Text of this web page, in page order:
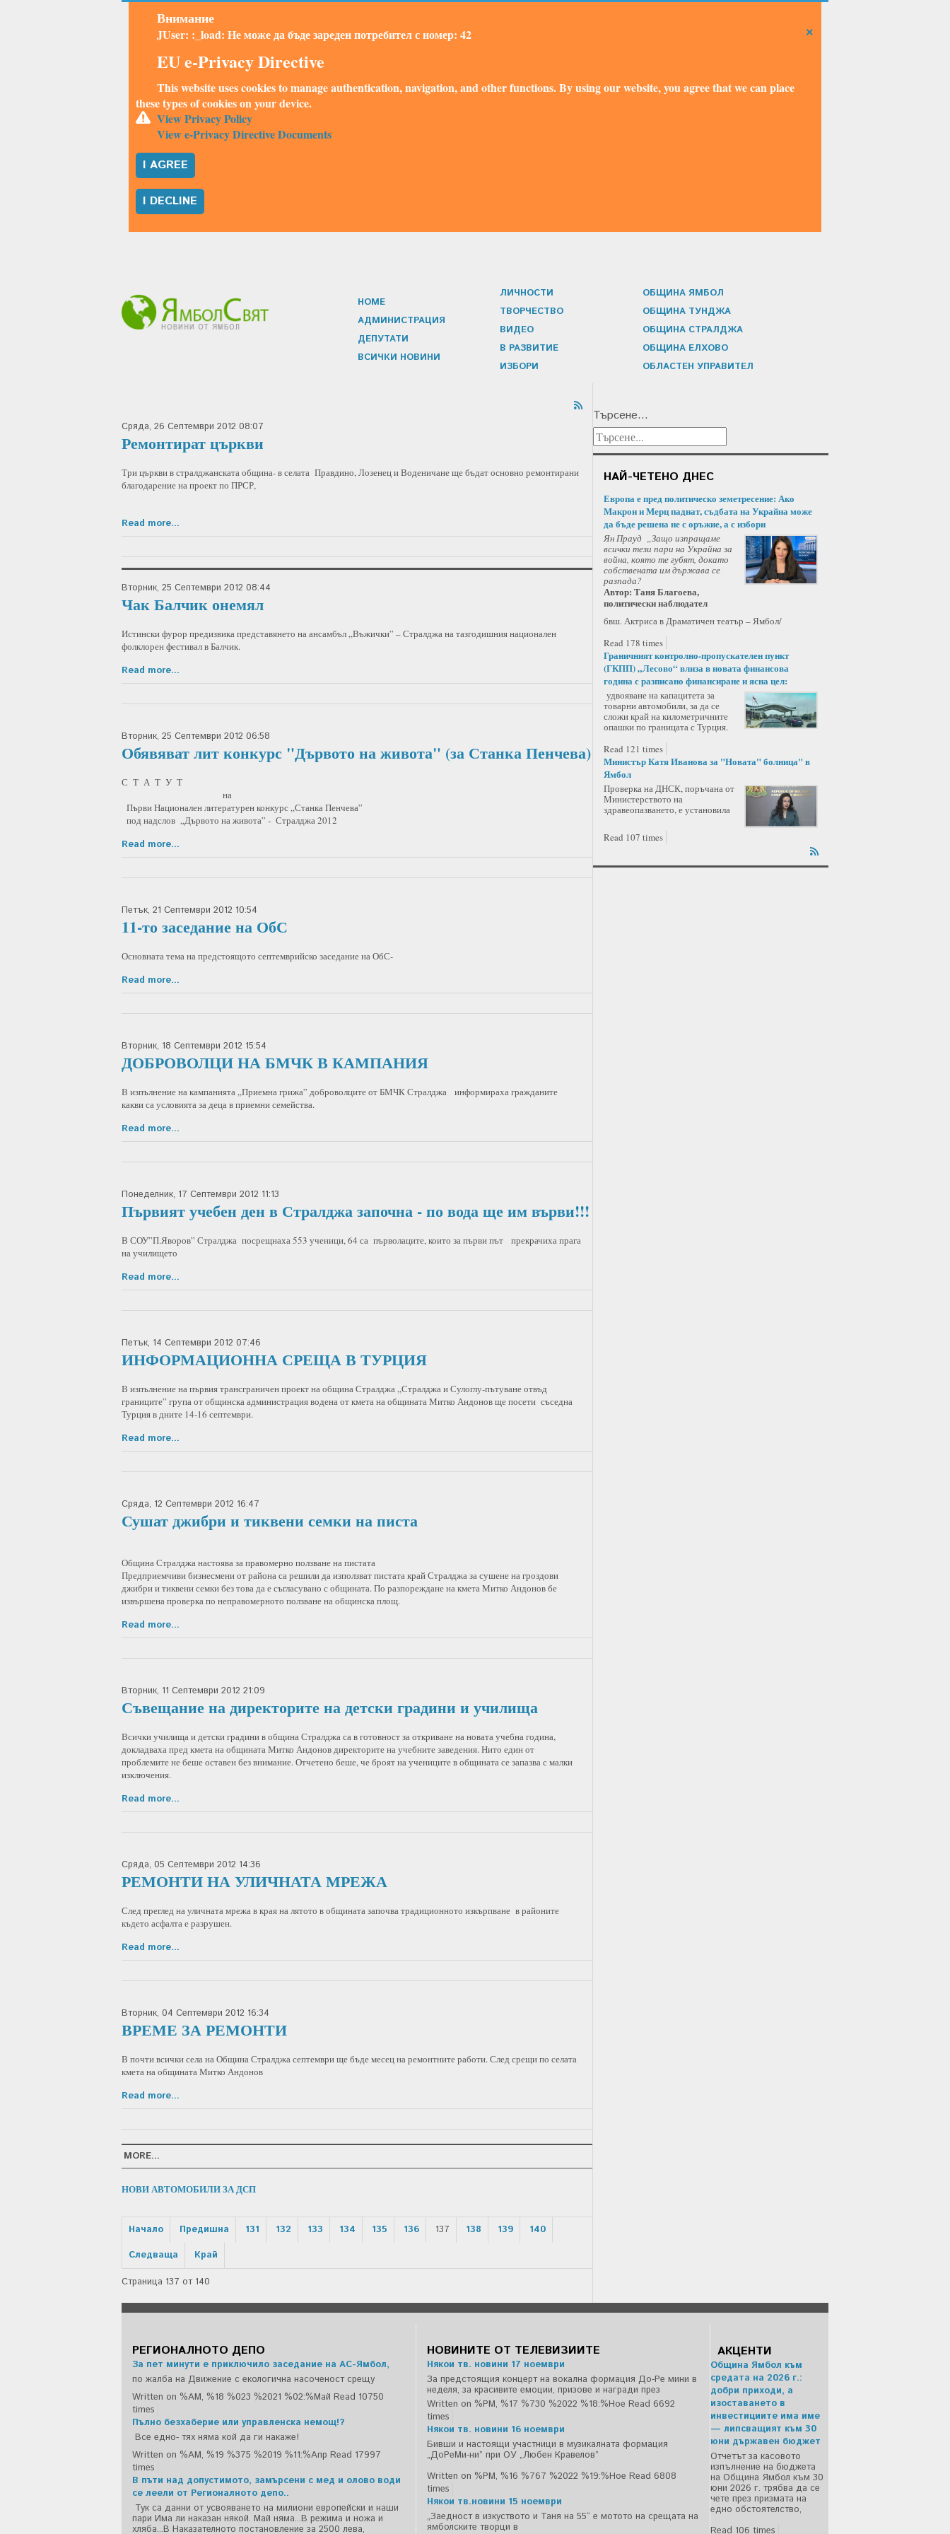
×
Внимание
JUser: :_load: Не може да бъде зареден потребител с номер: 42
EU e-Privacy Directive
This website uses cookies to manage authentication, navigation, and other functions. By using our website, you agree that we can place
these types of cookies on your device.
View Privacy Policy
View e-Privacy Directive Documents
I AGREE
I DECLINE
HOME
АДМИНИСТРАЦИЯ
ДЕПУТАТИ
ВСИЧКИ НОВИНИ
ЛИЧНОСТИ
ТВОРЧЕСТВО
ВИДЕО
В РАЗВИТИЕ
ИЗБОРИ
ОБЩИНА ЯМБОЛ
ОБЩИНА ТУНДЖА
ОБЩИНА СТРАЛДЖА
ОБЩИНА ЕЛХОВО
ОБЛАСТЕН УПРАВИТЕЛ
Сряда, 26 Септември 2012 08:07
Ремонтират църкви
Три църкви в стралджанската община- в селата Правдино, Лозенец и Воденичане ще бъдат основно ремонтирани
благодарение на проект по ПРСР,
Read more...
Вторник, 25 Септември 2012 08:44
Чак Балчик онемял
Истински фурор предизвика представянето на ансамбъл „Въжички” – Стралджа на тазгодишния национален
фолклорен фестивал в Балчик.
Read more...
Вторник, 25 Септември 2012 06:58
Обявяват лит конкурс "Дървото на живота" (за Станка Пенчева)
С Т А Т У Т
на
Първи Национален литературен конкурс „Станка Пенчева”
под надслов „Дървото на живота” - Стралджа 2012
Read more...
Петък, 21 Септември 2012 10:54
11-то заседание на ОбС
Основната тема на предстоящото септемврийско заседание на ОбС-
Read more...
Вторник, 18 Септември 2012 15:54
ДОБРОВОЛЦИ НА БМЧК В КАМПАНИЯ
В изпълнение на кампанията „Приемна грижа” доброволците от БМЧК Стралджа информираха гражданите
какви са условията за деца в приемни семейства.
Read more...
Понеделник, 17 Септември 2012 11:13
Първият учебен ден в Стралджа започна - по вода ще им върви!!!
В СОУ”П.Яворов” Стралджа посрещнаха 553 ученици, 64 са първолаците, които за първи път прекрачиха прага
на училището
Read more...
Петък, 14 Септември 2012 07:46
ИНФОРМАЦИОННА СРЕЩА В ТУРЦИЯ
В изпълнение на първия трансграничен проект на община Стралджа „Стралджа и Сулоглу-пътуване отвъд
границите” група от общинска администрация водена от кмета на общината Митко Андонов ще посети съседна
Турция в дните 14-16 септември.
Read more...
Сряда, 12 Септември 2012 16:47
Сушат джибри и тиквени семки на писта
Община Стралджа настоява за правомерно ползване на пистата
Предприемчиви бизнесмени от района са решили да използват пистата край Стралджа за сушене на гроздови
джибри и тиквени семки без това да е съгласувано с общината. По разпореждане на кмета Митко Андонов бе
извършена проверка по неправомерното ползване на общинска площ.
Read more...
Вторник, 11 Септември 2012 21:09
Съвещание на директорите на детски градини и училища
Всички училища и детски градини в община Стралджа са в готовност за откриване на новата учебна година,
докладваха пред кмета на общината Митко Андонов директорите на учебните заведения. Нито един от
проблемите не беше оставен без внимание. Отчетено беше, че броят на учениците в общината се запазва с малки
изключения.
Read more...
Сряда, 05 Септември 2012 14:36
РЕМОНТИ НА УЛИЧНАТА МРЕЖА
След преглед на уличната мрежа в края на лятото в общината започва традиционното изкърпване в районите
където асфалта е разрушен.
Read more...
Вторник, 04 Септември 2012 16:34
ВРЕМЕ ЗА РЕМОНТИ
В почти всички села на Община Стралджа септември ще бъде месец на ремонтните работи. След срещи по селата
кмета на общината Митко Андонов
Read more...
MORE...
НОВИ АВТОМОБИЛИ ЗА ДСП
Начало Предишна 131 132 133 134 135 136 137 138 139
140
Следваща
Край
Страница 137 от 140
Търсене...
НАЙ-ЧЕТЕНО ДНЕС
Европа е пред политическо земетресение: Ако
Макрон и Мерц паднат, съдбата на Украйна може
да бъде решена не с оръжие, а с избори
Ян Прауд „Защо изпращаме
всички тези пари на Украйна за
война, която те губят, докато
собствената им държава се
разпада?
Автор: Таня Благоева,
политически наблюдател
бвш. Актриса в Драматичен театър – Ямбол/
Read 178 times
Граничният контролно-пропускателен пункт
(ГКПП) „Лесово“ влиза в новата финансова
година с разписано финансиране и ясна цел:
удвояване на капацитета за
товарни автомобили, за да се
сложи край на километричните
опашки по границата с Турция.
Read 121 times
Министър Катя Иванова за "Новата" болница" в
Ямбол
Проверка на ДНСК, поръчана от
Министерството на
здравеопазването, е установила
Read 107 times
РЕГИОНАЛНОТО ДЕПО
За пет минути е приключило заседание на АС-Ямбол,
по жалба на Движение с екологична насоченост срещу
Written on %AM, %18 %023 %2021 %02:%Май Read 10750
times
Пълно безхаберие или управленска немощ!?
Все едно- тях няма кой да ги накаже!
Written on %AM, %19 %375 %2019 %11:%Апр Read 17997
times
В пъти над допустимото, замърсени с мед и олово води
се леели от Регионалното депо..
Тук са данни от усвояването на милиони европейски и наши
пари Има ли наказан някой. Май няма...В режима и ножа и
хляба...В Наказателното постановление за 2500 лева,
НОВИНИТЕ ОТ ТЕЛЕВИЗИИТЕ
Някои тв. новини 17 ноември
За предстоящия концерт на вокална формация До-Ре мини в
неделя, за красивите емоции, призове и награди през
Written on %PM, %17 %730 %2022 %18:%Ное Read 6692
times
Някои тв. новини 16 ноември
Бивши и настоящи участници в музикалната формация
„ДоРеМи-ни” при ОУ „Любен Кравелов”
Written on %PM, %16 %767 %2022 %19:%Ное Read 6808
times
Някои тв.новини 15 ноември
„Заедност в изкуството и Таня на 55“ е мотото на срещата на
ямболските творци в
АКЦЕНТИ
Община Ямбол към
средата на 2026 г.:
добри приходи, а
изоставането в
инвестициите има име
— липсващият към 30
юни държавен бюджет
Отчетът за касовото
изпълнение на бюджета
на Община Ямбол към 30
юни 2026 г. трябва да се
чете през призмата на
едно обстоятелство,
Read 106 times